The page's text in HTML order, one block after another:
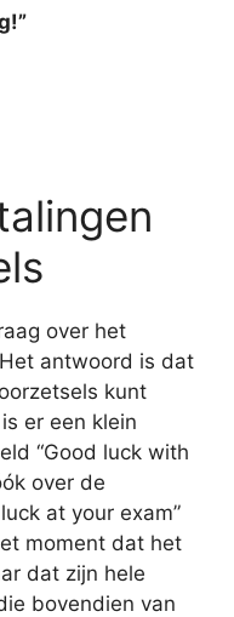
over het
antwoord is dat
kunt
er een klein
“Good luck with
over de
at your exam”
moment dat het
dat zijn hele
bovendien van